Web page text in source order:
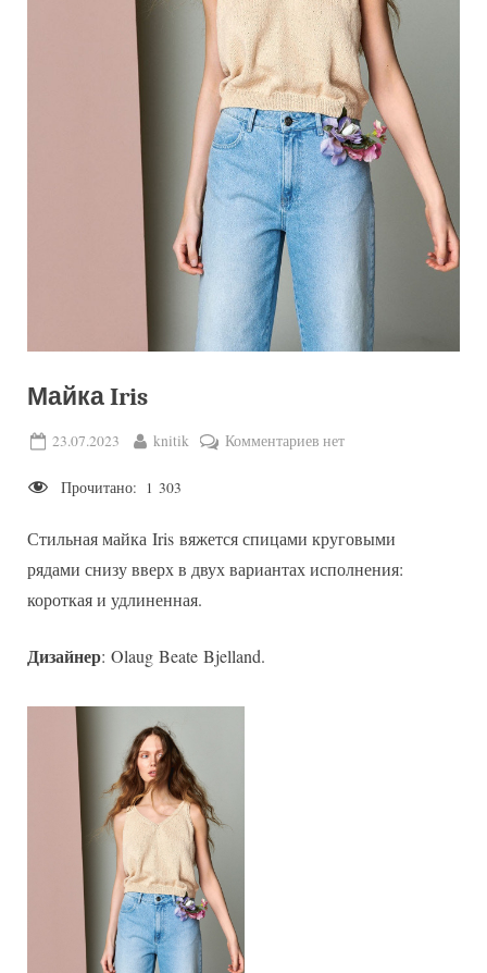
Майка Iris
Posted
23.07.2023 By
knitik Комментариевкнет
Прочитано: 1 303
Стильная майка Iris вяжется спицами круговыми
рядами снизу вверх в двух вариантах исполнения:
короткая и удлиненная.
Дизайнер: Olaug Beate Bjelland.